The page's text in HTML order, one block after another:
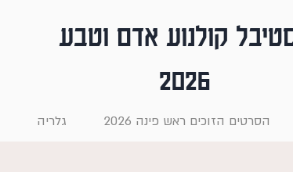
קולנוע אדם וטבע
2026
הסרטים הזוכים ראש פינה 2026 גלריה